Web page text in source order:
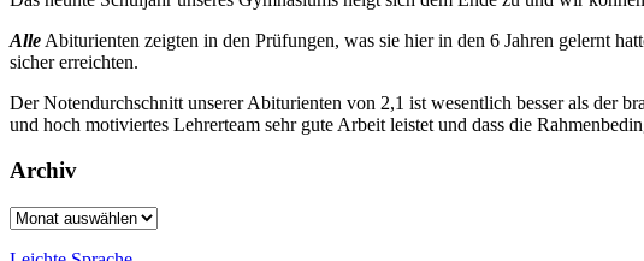
Alle Abiturienten zeigten in den Prüfungen, was sie hier in den 6 Jahren gelernt
sicher erreichten.
Der Notendurchschnitt unserer Abiturienten von 2,1 ist wesentlich besser als der
und hoch motiviertes Lehrerteam sehr gute Arbeit leistet und dass die
Archiv
Archiv